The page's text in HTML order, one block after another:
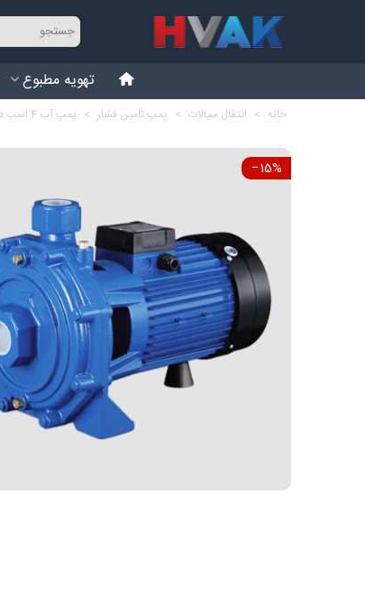
تهویه مطبوع
خانه > انتقال سیالات > پمپ تامین فشار > پمپ آب 4 اسب دو پروانه هایواتر HW-CBT410
‎−15%